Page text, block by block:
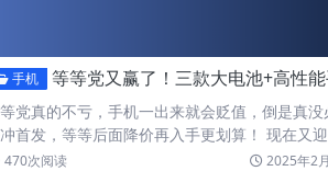
手机 等等党又赢了！三款大电池+高性能手机，最低仅2149
党真的不亏，手机一出来就会贬值，倒是真没
首发，等等后面降价再入手更划算！ 现在又迎
捡漏的好…
470次阅读 2025年2